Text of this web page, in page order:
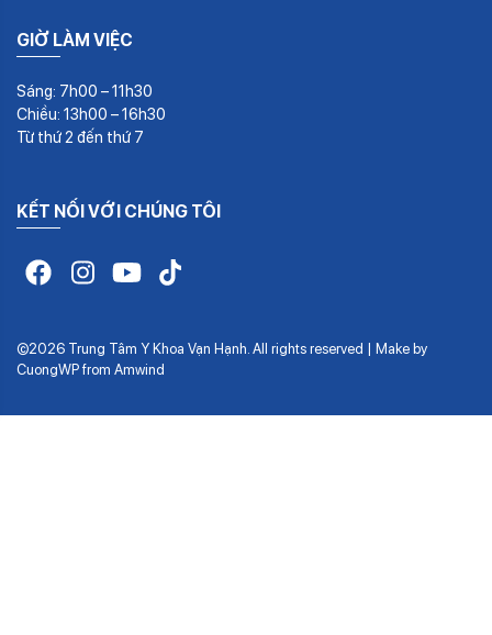
GIỜ LÀM VIỆC
Sáng: 7h00 – 11h30
Chiều: 13h00 – 16h30
Từ thứ 2 đến thứ 7
KẾT NỐI VỚI CHÚNG TÔI
©2026 Trung Tâm Y Khoa Vạn Hạnh. All rights reserved | Make by
CuongWP from Amwind